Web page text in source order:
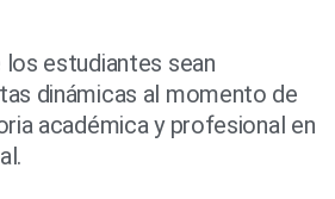
estudiantes sean
dinámicas al momento de
académica y profesional en